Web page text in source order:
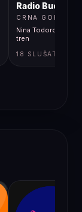
Radio Budva
CRNA GORA
Nina Todorovic -
tren
18 SLUŠATELJA